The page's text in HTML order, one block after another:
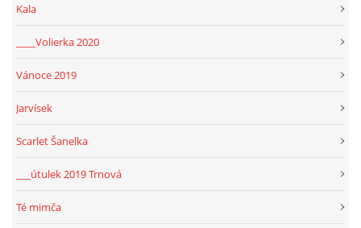
Kala
____Volierka 2020
Vánoce 2019
Jarvísek
Scarlet Šanelka
___útulek 2019 Trnová
Té mimča